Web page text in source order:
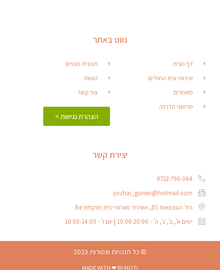
נווט באתר
דף הבית
שירותי בית החולים
מאמרים
סרטוני הדרכה
תוכנית מנויים
הצוות
צור קשר
הצהרת נגישות >
יצירת קשר
0722-796-064
yochai_gonen@hotmail.com
רח' העצמאות 85, אשדוד מאחורי בית מרקחת Be
ימים א', ב', ג', ה' - 10:00-20:00 | יום ו' - 10:00-14:00
© כל הזכויות שמורות 2023
MADE WITH ❤ BY MOTI